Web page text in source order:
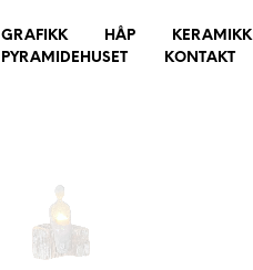
GRAFIKK HÅP KERAMIKK
PYRAMIDEHUSET
KONTAKT